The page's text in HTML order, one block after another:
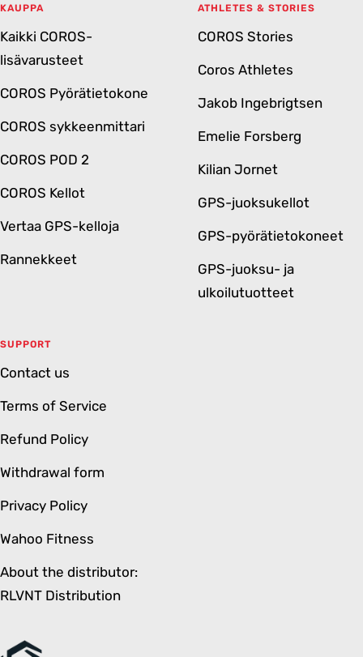
KAUPPA
Kaikki COROS-
lisävarusteet
COROS Pyörätietokone
COROS sykkeenmittari
COROS POD 2
COROS Kellot
Vertaa GPS-kelloja
Rannekkeet
ATHLETES & STORIES
COROS Stories
Coros Athletes
Jakob Ingebrigtsen
Emelie Forsberg
Kilian Jornet
GPS-juoksukellot
GPS-pyörätietokoneet
GPS-juoksu- ja
ulkoilutuotteet
SUPPORT
Contact us
Terms of Service
Refund Policy
Withdrawal form
Privacy Policy
Wahoo Fitness
About the distributor:
RLVNT Distribution